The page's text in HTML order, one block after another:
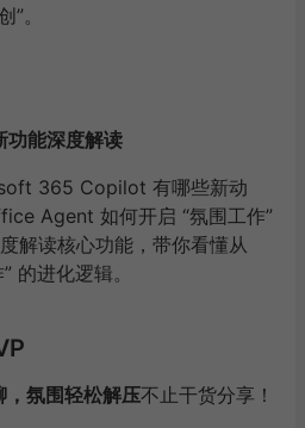
。
能深度解读
365 Copilot 有哪些新动
Agent 如何开启 “氛围工作”
解读核心功能，带你看懂从
的进化逻辑。
氛围轻松解压不止干货分享！